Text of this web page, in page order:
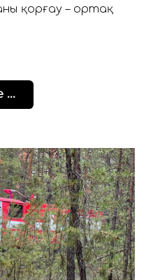
қорғау – ортақ
…